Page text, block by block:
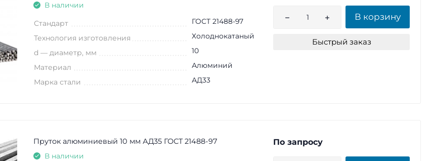
В наличии
Стандарт ГОСТ 21488-97
Технология изготовления Холоднокатаный
d — диаметр, мм 10
Материал Алюминий
Марка стали АД33
В корзину
Быстрый заказ
Пруток алюминиевый 10 мм АД35 ГОСТ 21488-97
В наличии
По запросу